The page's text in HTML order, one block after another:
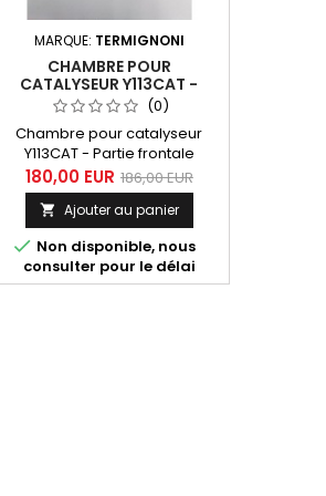
MARQUE: TERMIGNONI
CHAMBRE POUR
CATALYSEUR Y113CAT -
PARTIE FRONTALE
(0)
Chambre pour catalyseur
Y113CAT - Partie frontale
180,00 EUR 186,00 EUR
 Ajouter au panier
 Non disponible, nous
consulter pour le délai